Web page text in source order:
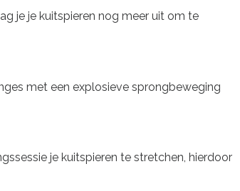
je je kuitspieren nog meer uit om te
met een explosieve sprongbeweging
je kuitspieren te stretchen, hierdoor